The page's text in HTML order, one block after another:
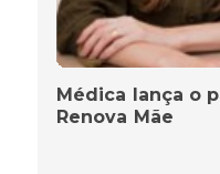
Médica lança o
Renova Mãe